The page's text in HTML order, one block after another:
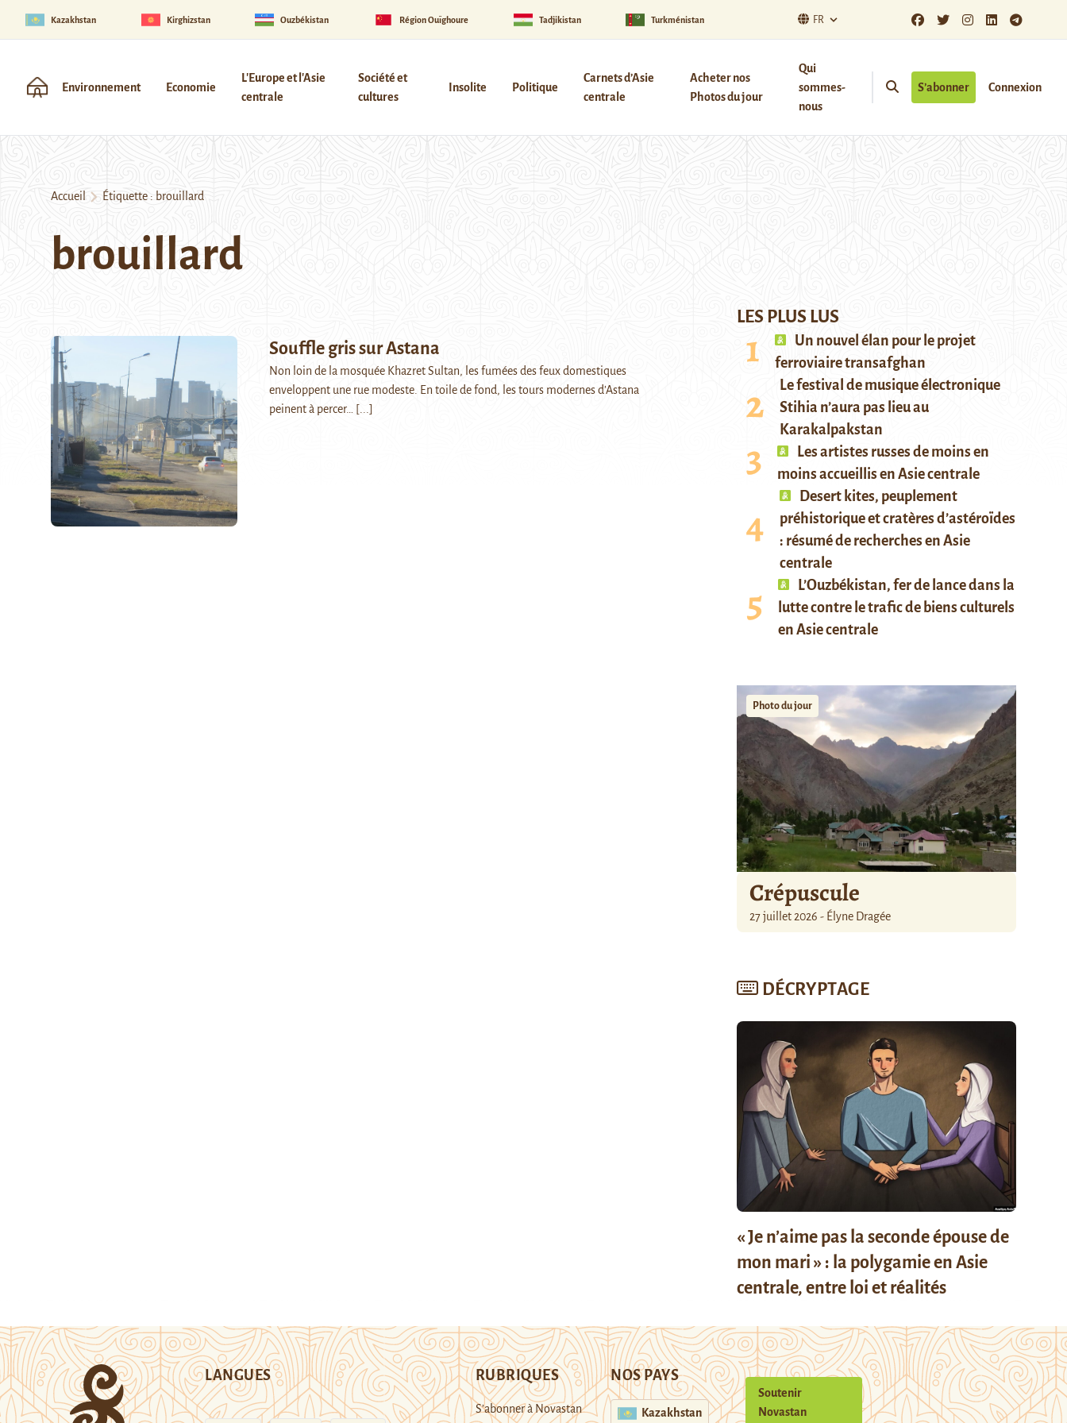
Kazakhstan Kirghizstan Ouzbékistan Région Ouïghoure Tadjikistan Turkménistan FR
Environnement Economie
L'Europe et l'Asie
centrale
Société et
cultures
Insolite Politique
Carnets d’Asie
centrale
Acheter nos
Photos du jour
Qui
sommes-
nous
S’abonner Connexion
Accueil Étiquette : brouillard
brouillard
Souffle gris sur Astana
Non loin de la mosquée Khazret Sultan, les fumées des feux domestiques
enveloppent une rue modeste. En toile de fond, les tours modernes d’Astana
peinent à percer…
[...]
LES PLUS LUS
Un nouvel élan pour le projet
ferroviaire transafghan
Le festival de musique électronique
Stihia n’aura pas lieu au
Karakalpakstan
Les artistes russes de moins en
moins accueillis en Asie centrale
Desert kites, peuplement
préhistorique et cratères d’astéroïdes
: résumé de recherches en Asie
centrale
L’Ouzbékistan, fer de lance dans la
lutte contre le trafic de biens culturels
en Asie centrale
Photo du jour
Crépuscule
27 juillet 2026 - Élyne Dragée
DÉCRYPTAGE
« Je n’aime pas la seconde épouse de
mon mari » : la polygamie en Asie
centrale, entre loi et réalités
LANGUES RUBRIQUES
S’abonner à Novastan
NOS PAYS
Kazakhstan
Soutenir
Novastan